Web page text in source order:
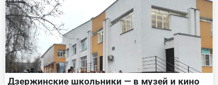
Дзержинские школьники — в музей и кино